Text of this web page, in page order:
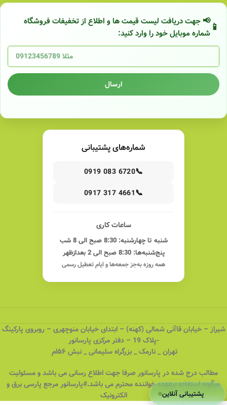
📢 جهت دریافت لیست قیمت ها و اطلاع از تخفیفات فروشگاه
شماره موبایل خود را وارد کنید:
ارسال
شماره‌های پشتیبانی
📞
0919 083 6720
📞
0917 317 4661
ساعات کاری
شنبه تا چهارشنبه: 8:30 صبح الی 8 شب
پنج‌شنبه‌ها: 8:30 صبح الی 2 بعدازظهر
همه روزه به‌جز جمعه‌ها و ایام تعطیل رسمی
شیراز – خیابان قاآنی شمالی (کهنه) – ابتدای خیابان منوچهری – روبروی پارکینگ
-پلاک 19 – دفتر مرکزی پارسانور
تهران _ نارمک _ بزرگراه سلیمانی _ نبش ۵۶ام
مطالب درج شده در پارسانور صرفا جهت اطلاع رسانی می باشد و مسئولیت
هرگونه استفاده برعهده خواننده محترم می باشد.#پارسانور مرجع پارسی برق و
الکترونیک
پشتیبانی آنلاین